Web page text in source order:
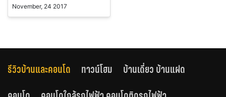
November, 24 2017
รีวิวบ้านและคอนโด ทาวน์โฮม
บ้านเดี่ยว บ้านแฝด